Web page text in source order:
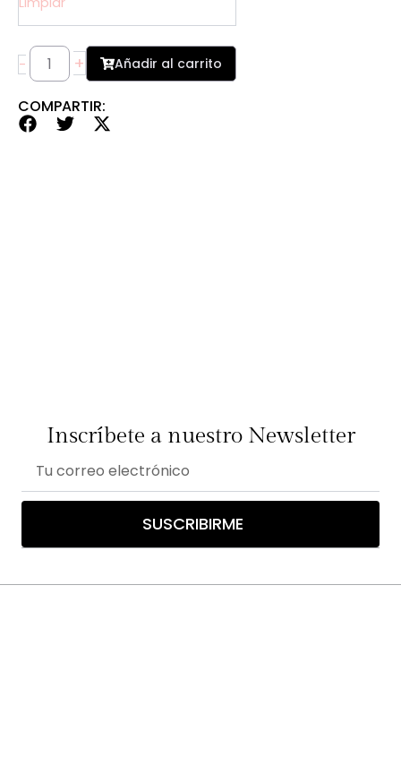
- + Añadir al carrito
COMPARTIR:
Inscríbete a nuestro Newsletter
electrónico
SUSCRIBIRME